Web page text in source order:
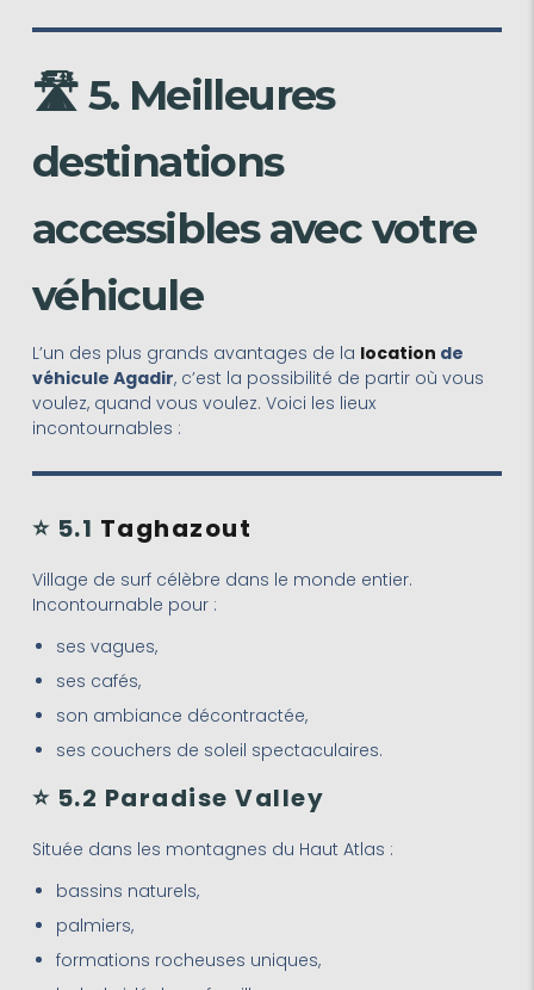
🛣️ 5. Meilleures
destinations
accessibles avec votre
véhicule
L’un des plus grands avantages de la location de
véhicule Agadir, c’est la possibilité de partir où vous
voulez, quand vous voulez. Voici les lieux
incontournables :
⭐ 5.1 Taghazout
Village de surf célèbre dans le monde entier.
Incontournable pour :
ses vagues,
ses cafés,
son ambiance décontractée,
ses couchers de soleil spectaculaires.
⭐ 5.2 Paradise Valley
Située dans les montagnes du Haut Atlas :
bassins naturels,
palmiers,
formations rocheuses uniques,